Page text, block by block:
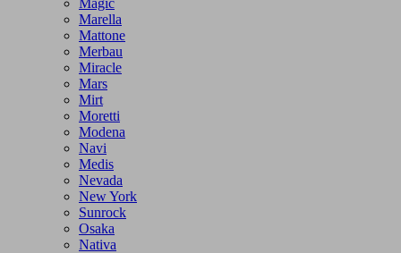
Marella
Mattone
Merbau
Miracle
Mars
Mirt
Moretti
Modena
Navi
Medis
Nevada
New York
Sunrock
Osaka
Nativa